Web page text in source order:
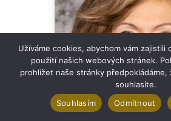
Užíváme cookies, abychom vám zajistili
použití našich webových stránek.
prohlížet naše stránky předpokládáme,
souhlasíte.
Souhlasím
Odmítnout